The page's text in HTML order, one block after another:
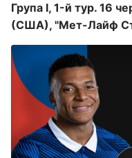
Група I, 1-й тур. 16
(США), "Мет-Лайф